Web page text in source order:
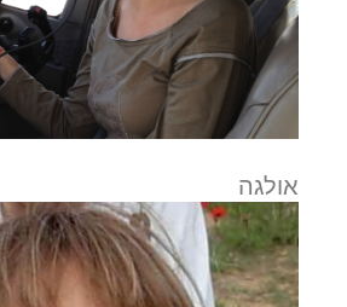
אולגה